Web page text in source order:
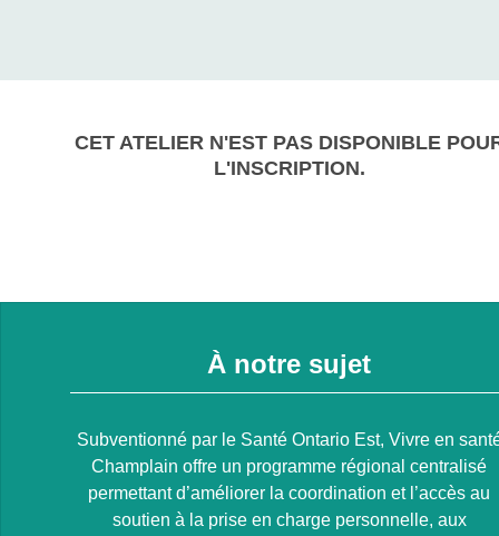
CET ATELIER N'EST PAS DISPONIBLE
L'INSCRIPTION.
À notre sujet
Subventionné par le Santé Ontario Est, Vivre en
Champlain offre un programme régional centralisé
permettant d’améliorer la coordination et l’accès au
soutien à la prise en charge personnelle, aux